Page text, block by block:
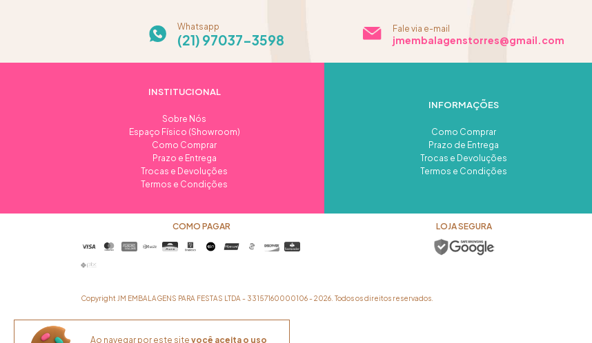
Ao navegar por este site você aceita o uso
Whatsapp
(21) 97037-3598
Fale via e-mail
jmembalagenstorres@gmail.com
INSTITUCIONAL
Sobre Nós
Espaço Físico (Showroom)
Como Comprar
Prazo e Entrega
Trocas e Devoluções
Termos e Condições
INFORMAÇÕES
Como Comprar
Prazo de Entrega
Trocas e Devoluções
Termos e Condições
COMO PAGAR LOJA SEGURA
Copyright JM EMBALAGENS PARA FESTAS LTDA - 33157160000106 - 2026. Todos os direitos reservados.